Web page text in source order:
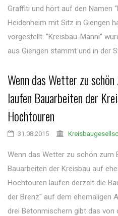
Graffiti und hört auf den Namen
Heidenheim mit Sitz in Giengen
vorgestellt. "Kreisbau-Manni"
aus Giengen stammt und in der
Wenn das Wetter zu
laufen Bauarbeiten der
Hochtouren
31.08.2015
Wenn das Wetter zu schön zum
Bauarbeiten der Kreisbau auf
Hochtouren laufen derzeit die
der Brenz" auf dem ehemaligen
drei Betonmischern gibt das